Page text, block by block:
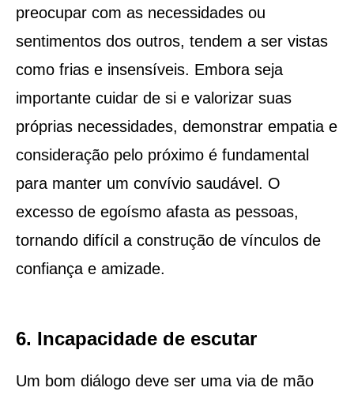
preocupar com as necessidades ou
sentimentos dos outros, tendem a ser vistas
como frias e insensíveis. Embora seja
importante cuidar de si e valorizar suas
próprias necessidades, demonstrar empatia e
consideração pelo próximo é fundamental
para manter um convívio saudável. O
excesso de egoísmo afasta as pessoas,
tornando difícil a construção de vínculos de
confiança e amizade.
6. Incapacidade de escutar
Um bom diálogo deve ser uma via de mão